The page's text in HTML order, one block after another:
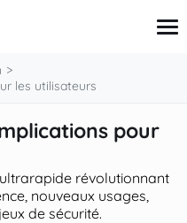
les utilisateurs
pour
révolutionnant
nouveaux usages,
de sécurité.